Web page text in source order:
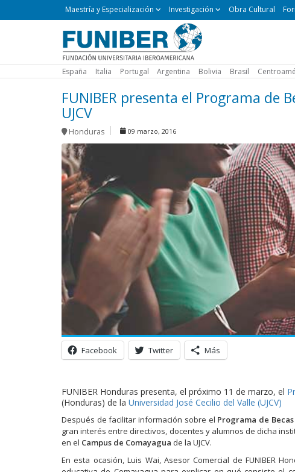
Maestría
Maestría y Especialización Investigación Obra Cultural
España Italia Portugal Argentina Bolivia Brasil
FUNIBER presenta el Programa de
UJCV
Honduras 09 marzo, 2016
Facebook Twitter Más
FUNIBER Honduras presenta, el próximo 11 de marzo, el
(Honduras) de la Universidad José Cecilio del Valle (UJCV)
Después de facilitar información sobre el Programa de Becas
gran interés entre directivos, docentes y alumnos de dicha
en el Campus de Comayagua de la UJCV.
En esta ocasión, Luis Wai, Asesor Comercial de FUNIBER